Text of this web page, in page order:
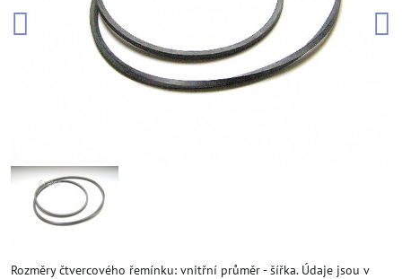
Rozměry čtvercového řemínku: vnitřní průměr - šířka. Údaje jsou v